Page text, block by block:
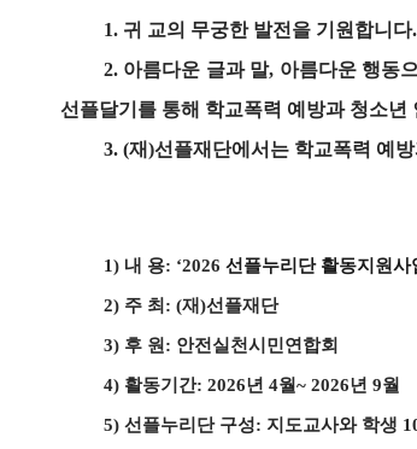
1. 귀 교의 무궁한 발전을 기원합니다.
2. 아름다운 글과 말, 아름다운 행동
선플달기를 통해 학교폭력 예방과 청소
3. (재)선플재단에서는 학교폭력 예
1) 내 용: ‘2026 선플누리단 활동지원사
2) 주 최 : (재)선플재단
3) 후 원 : 안전실천시민연합회
4) 활동기간: 2026년 4월~ 2026년 9월
5) 선플누리단 구성: 지도교사와 학생